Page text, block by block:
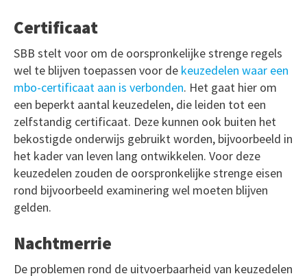
Certificaat
SBB stelt voor om de oorspronkelijke strenge regels
wel te blijven toepassen voor de keuzedelen waar een
mbo-certificaat aan is verbonden. Het gaat hier om
een beperkt aantal keuzedelen, die leiden tot een
zelfstandig certificaat. Deze kunnen ook buiten het
bekostigde onderwijs gebruikt worden, bijvoorbeeld in
het kader van leven lang ontwikkelen. Voor deze
keuzedelen zouden de oorspronkelijke strenge eisen
rond bijvoorbeeld examinering wel moeten blijven
gelden.
Nachtmerrie
De problemen rond de uitvoerbaarheid van keuzedelen